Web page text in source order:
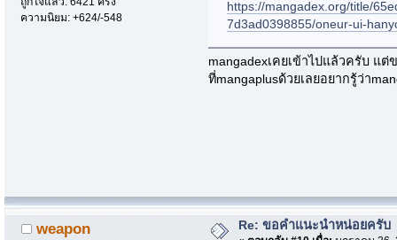
ความนิยม: +624/-548
https://mangadex.org/title/
7d3ad0398855/oneur-ui-
mangadexเคยเข้าไปแล้วครับ แ
ที่mangaplusด้วยเลยอยากรู้ว่า
weapon Re: ขอคำแนะนำหน่อยครับ